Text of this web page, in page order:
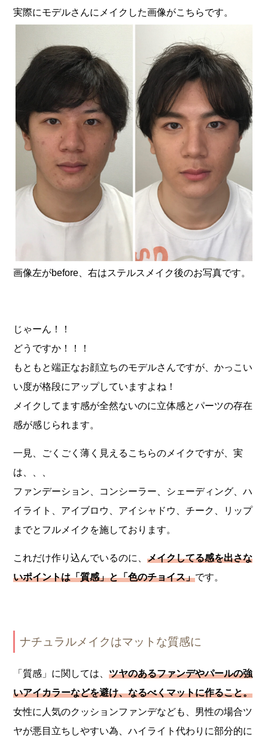
実際にモデルさんにメイクした画像がこちらです。
画像左がbefore、右はステルスメイク後のお写真です。
じゃーん！！
どうですか！！！
もともと端正なお顔立ちのモデルさんですが、かっこい
い度が格段にアップしていますよね！
メイクしてます感が全然ないのに立体感とパーツの存在
感が感じられます。
一見、ごくごく薄く見えるこちらのメイクですが、実
は、、、
ファンデーション、コンシーラー、シェーディング、ハ
イライト、アイブロウ、アイシャドウ、チーク、リップ
までとフルメイクを施しております。
これだけ作り込んでいるのに、メイクしてる感を出さな
いポイントは「質感」と「色のチョイス」です。
ナチュラルメイクはマットな質感に
「質感」に関しては、ツヤのあるファンデやパールの強
いアイカラーなどを避け、なるべくマットに作ること。
女性に人気のクッションファンデなども、男性の場合ツ
ヤが悪目立ちしやすい為、ハイライト代わりに部分的に